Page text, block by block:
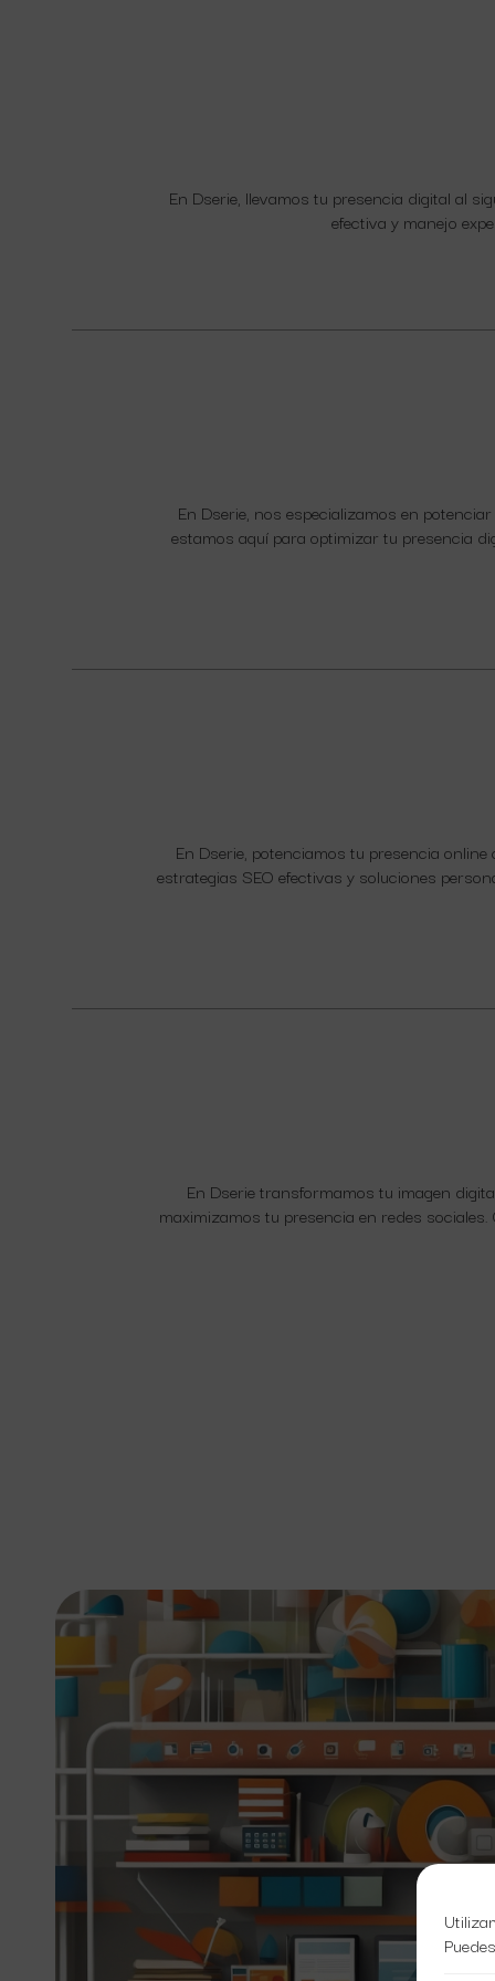
En Dserie, llevamos tu presencia digital al
efectiva y manejo
En Dserie, nos especializamos en
estamos aquí para optimizar tu presencia
En Dserie, potenciamos tu presencia
estrategias SEO efectivas y soluciones
En Dserie transformamos tu imagen
maximizamos tu presencia en redes